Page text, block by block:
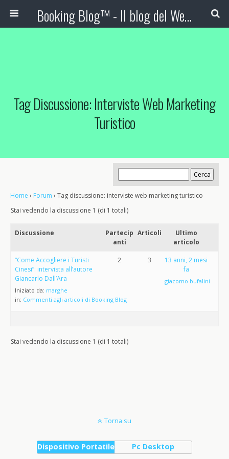
Booking Blog™ - Il blog del Web Marketing Turistico
Tag Discussione: Interviste Web Marketing
Turistico
Home › Forum › Tag discussione: interviste web marketing turistico
Stai vedendo la discussione 1 (di 1 totali)
Discussione
Partecip
anti
Articoli
Ultimo
articolo
“Come Accogliere i Turisti
Cinesi”: intervista all’autore
Giancarlo Dall’Ara
Iniziato da: marghe
in: Commenti agli articoli di Booking Blog
2 3
13 anni, 2 mesi
fa
giacomo bufalini
Stai vedendo la discussione 1 (di 1 totali)
Torna su
Dispositivo Portatile Pc Desktop